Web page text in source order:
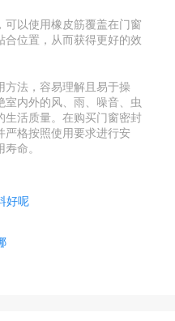
以使用橡皮筋覆盖在门窗
合位置，从而获得更好的效
方法，容易理解且易于操
内外的风、雨、噪音、虫
活质量。在购买门窗密封
严格按照使用要求进行安
命。
好呢